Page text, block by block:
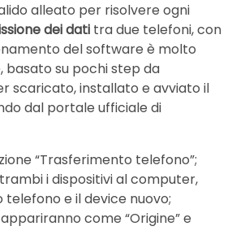
alleato per risolvere ogni
dei dati tra due telefoni, con
del software è molto
basato su pochi step da
scaricato, installato e avviato il
dal portale ufficiale di
“Trasferimento telefono”;
i dispositivi al computer,
telefono e il device nuovo;
come “Origine” e